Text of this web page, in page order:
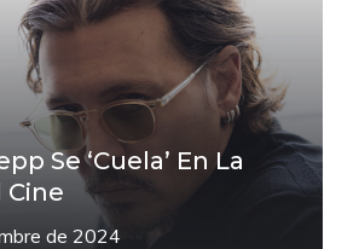
Se ‘cuela’ En La
Cine
de 2024